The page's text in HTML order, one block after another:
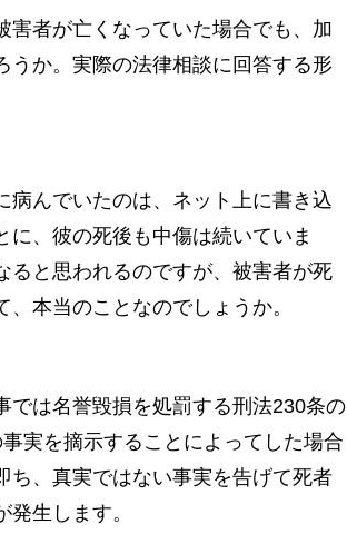
者が亡くなっていた場合でも、加
うか。実際の法律相談に回答する形
んでいたのは、ネット上に書き込
に、彼の死後も中傷は続いていま
ると思われるのですが、被害者が死
本当のことなのでしょうか。
は名誉毀損を処罰する刑法230条の
実を摘示することによってした場合
ち、真実ではない事実を告げて死者
生します。